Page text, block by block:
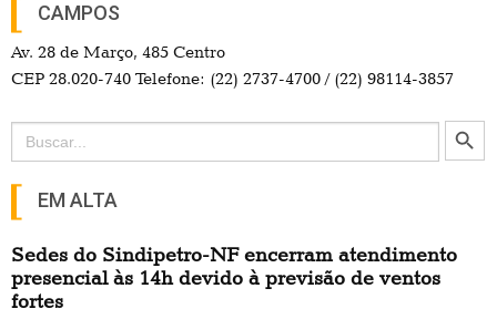
CAMPOS
Av. 28 de Março, 485 Centro
CEP 28.020-740 Telefone: (22) 2737-4700 / (22) 98114-3857
Search
for:
Search Button
EM ALTA
Sedes do Sindipetro-NF encerram atendimento
presencial às 14h devido à previsão de ventos
fortes